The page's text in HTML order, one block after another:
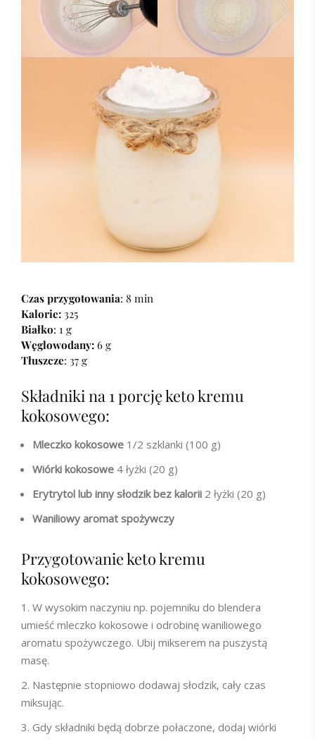
Czas przygotowania: 8 min
Kalorie: 325
Białko: 1 g
Węglowodany: 6 g
Tłuszcze: 37 g
Składniki na 1 porcję keto kremu
kokosowego:
Mleczko kokosowe 1/2 szklanki (100 g)
Wiórki kokosowe 4 łyżki (20 g)
Erytrytol lub inny słodzik bez kalorii 2 łyżki (20 g)
Waniliowy aromat spożywczy
Przygotowanie keto kremu
kokosowego:
W wysokim naczyniu np. pojemniku do blendera
umieść mleczko kokosowe i odrobinę waniliowego
aromatu spożywczego. Ubij mikserem na puszystą
masę.
Następnie stopniowo dodawaj słodzik, cały czas
miksując.
Gdy składniki będą dobrze połaczone, dodaj wiórki